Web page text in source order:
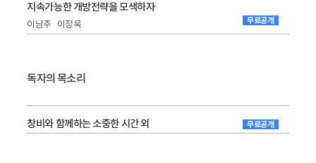
지속가능한 개방전략을 모색하자
이남주 이장욱 무료공개
독자의 목소리
창비와 함께하는 소중한 시간 외 무료공개